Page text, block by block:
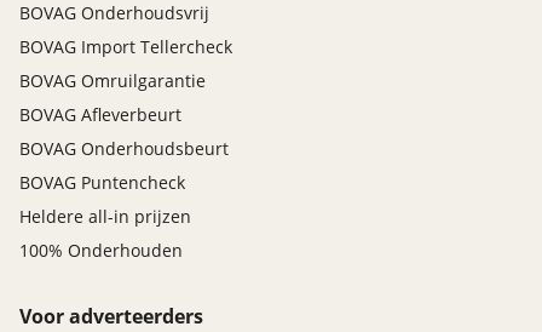
BOVAG Onderhoudsvrij
BOVAG Import Tellercheck
BOVAG Omruilgarantie
BOVAG Afleverbeurt
BOVAG Onderhoudsbeurt
BOVAG Puntencheck
Heldere all-in prijzen
100% Onderhouden
Voor adverteerders